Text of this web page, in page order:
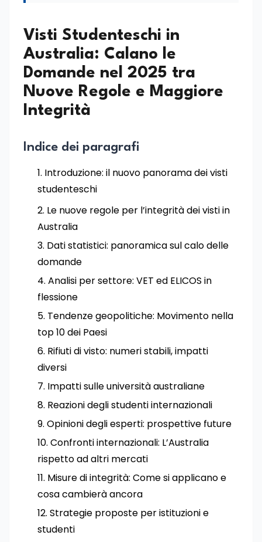
Visti Studenteschi in
Australia: Calano le
Domande nel 2025 tra
Nuove Regole e Maggiore
Integrità
Indice dei paragrafi
Introduzione: il nuovo panorama dei visti
studenteschi
Le nuove regole per l’integrità dei visti in
Australia
Dati statistici: panoramica sul calo delle
domande
Analisi per settore: VET ed ELICOS in
flessione
Tendenze geopolitiche: Movimento nella
top 10 dei Paesi
Rifiuti di visto: numeri stabili, impatti
diversi
Impatti sulle università australiane
Reazioni degli studenti internazionali
Opinioni degli esperti: prospettive future
Confronti internazionali: L’Australia
rispetto ad altri mercati
Misure di integrità: Come si applicano e
cosa cambierà ancora
Strategie proposte per istituzioni e
studenti